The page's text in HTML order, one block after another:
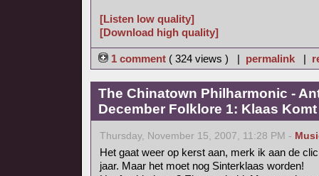
[Listen low quality]
[Download high quality]
1 comment ( 324 views ) | permalink |
The Chinatown Philharmonic -
December Folklore 1: Klaas
Thursday, November 15, 2007, 11:28 PM -
Het gaat weer op kerst aan, merk ik aan de
jaar. Maar het moet nog Sinterklaas worden!